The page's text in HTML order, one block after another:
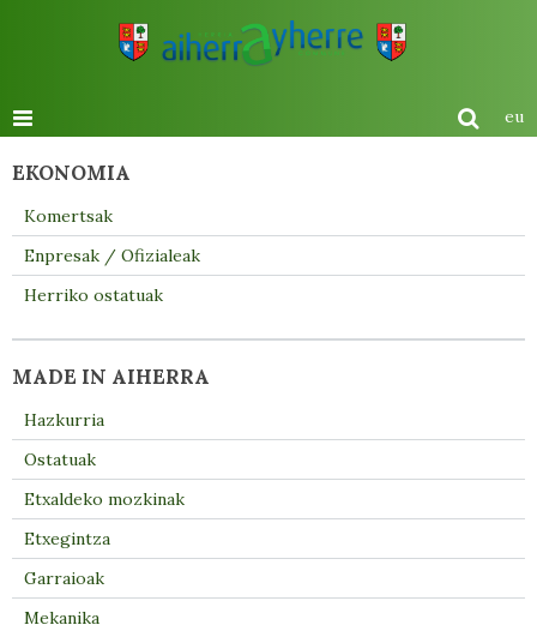
eu
EKONOMIA
Komertsak
Enpresak / Ofizialeak
Herriko ostatuak
MADE IN AIHERRA
Hazkurria
Ostatuak
Etxaldeko mozkinak
Etxegintza
Garraioak
Mekanika